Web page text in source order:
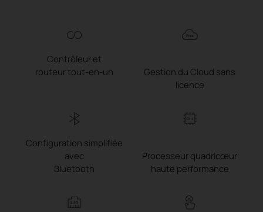
Contrôleur et
routeur tout-en-un
Gestion du Cloud sans
licence
Configuration simplifiée
avec
Bluetooth
Processeur quadricœur
haute performance